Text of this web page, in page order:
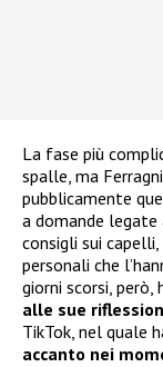
La fase più
spalle, ma
pubblicamente
a domande
consigli sui
personali che
giorni scorsi, però,
alle sue
TikTok, nel quale
accanto nei